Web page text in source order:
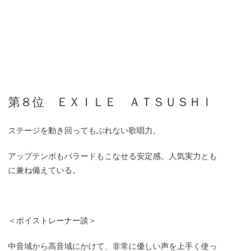
第８位 ＥＸＩＬＥ ＡＴＳＵＳＨＩ
ステージを動き回ってもぶれない歌唱力。
アップテンポもバラードもこなせる安定感。人気実力とも
に兼ね備えている。
＜ボイストレーナー談＞
中音域から高音域にかけて、非常に優しい声を上手く使っ